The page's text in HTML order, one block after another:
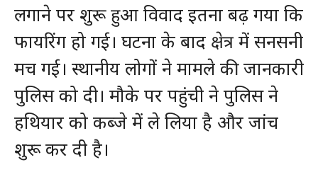
लगाने पर शुरू हुआ विवाद इतना बढ़ गया कि
फायरिंग हो गई। घटना के बाद क्षेत्र में सनसनी
मच गई। स्थानीय लोगों ने मामले की जानकारी
पुलिस को दी। मौके पर पहुंची ने पुलिस ने
हथियार को कब्जे में ले लिया है और जांच
शुरू कर दी है।